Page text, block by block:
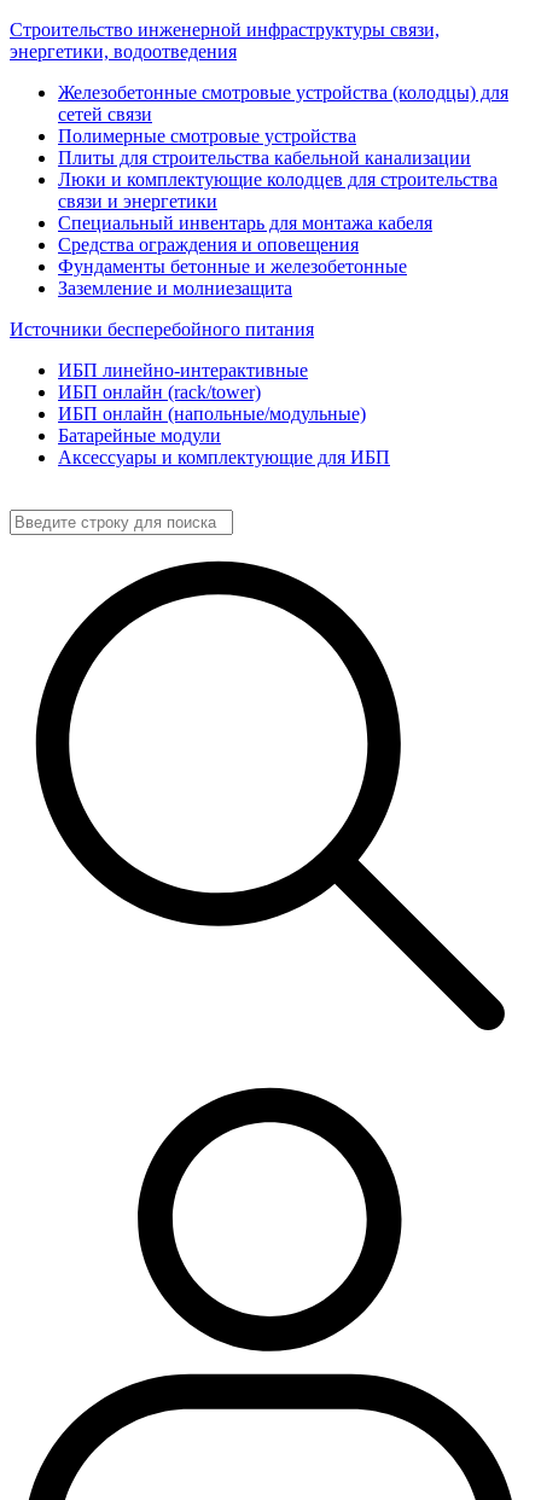
Строительство инженерной инфраструктуры связи,
энергетики, водоотведения
Железобетонные смотровые устройства (колодцы) для
сетей связи
Полимерные смотровые устройства
Плиты для строительства кабельной канализации
Люки и комплектующие колодцев для строительства
связи и энергетики
Специальный инвентарь для монтажа кабеля
Средства ограждения и оповещения
Фундаменты бетонные и железобетонные
Заземление и молниезащита
Источники бесперебойного питания
ИБП линейно-интерактивные
ИБП онлайн (rack/tower)
ИБП онлайн (напольные/модульные)
Батарейные модули
Аксессуары и комплектующие для ИБП